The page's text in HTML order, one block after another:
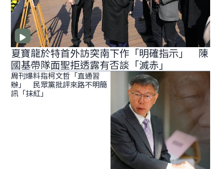
夏寶龍於特首外訪突南下作「明確指示」 陳
國基帶隊面聖拒透露有否談「滅赤」
周刊爆料指柯文哲「直通習
辦」 民眾黨批評來路不明簡
訊「抹紅」